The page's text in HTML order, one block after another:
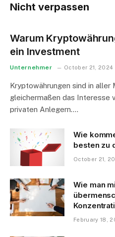
Nicht verpassen
Warum
ein Investment
Unternehmer October 21, 2024
Kryptowährungen sind in aller
gleichermaßen das Interesse
privaten Anlegern.…
Wie
besten zu
October 21,
Wie man
February 18,